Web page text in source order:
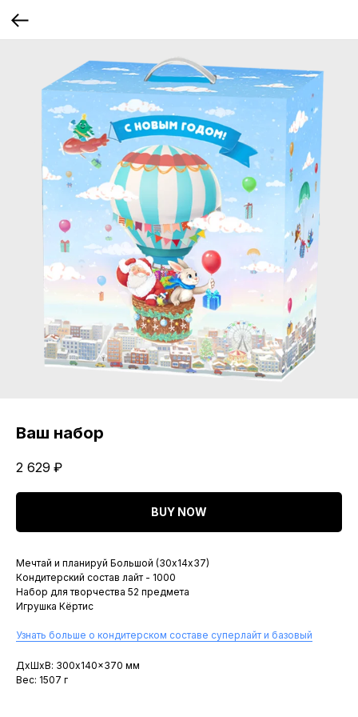
Ваш набор
2 629 ₽
BUY NOW
Мечтай и планируй Большой (30х14х37)
Кондитерский состав лайт - 1000
Набор для творчества 52 предмета
Игрушка Кёртис
Узнать больше о кондитерском составе суперлайт и базовый
ДxШxВ: 300x140x370 мм
Вес: 1507 г